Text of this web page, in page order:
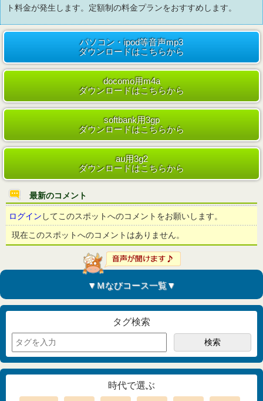
ト料金が発生します。定額制の料金プランをおすすめします。
パソコン・ipod等音声mp3
ダウンロードはこちらから
docomo用m4a
ダウンロードはこちらから
softbank用3gp
ダウンロードはこちらから
au用3g2
ダウンロードはこちらから
最新のコメント
ログイン してこのスポットへのコメントをお願いします。
現在このスポットへのコメントはありません。
▼Ｍなびコース一覧▼
タグ検索
時代で選ぶ